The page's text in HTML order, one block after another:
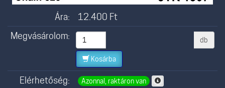
Ára: 12.400 Ft
Megvásárolom:
db
Kosárba
Elérhetőség: Azonnal, raktáron van